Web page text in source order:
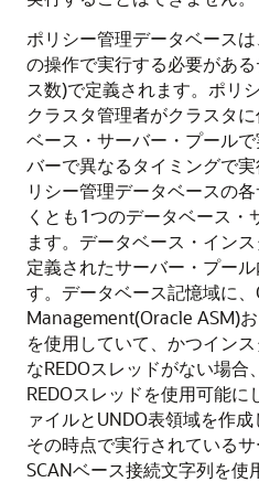
ポリシー管理データベースは
の操作で実行する必要があ
ス数)で定義されます。ポリ
クラスタ管理者がクラスタ
ベース・サーバー・プール
バーで異なるタイミングで
リシー管理データベースの
くとも1つのデータベース・
ます。データベース・イン
定義されたサーバー・プー
す。データベース記憶域に
Management(Oracle ASM)
を使用していて、かつイン
なREDOスレッドがない場合
REDOスレッドを使用可能に
ァイルとUNDO表領域を作成
その時点で実行されている
SCANベース接続文字列を使